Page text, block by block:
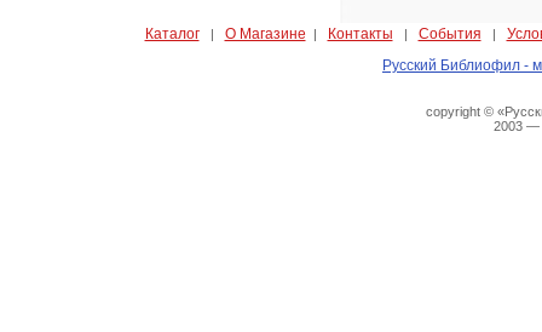
Каталог| О Магазине | Контакты | События |
Русский Библиофил -
copyright ©
2003 —